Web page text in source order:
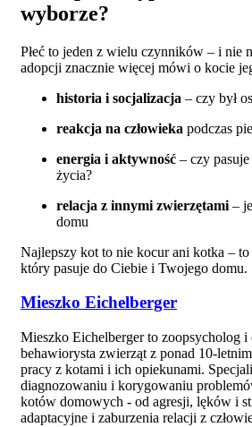
wyborze?
Płeć to jeden z wielu czynników – i nie
adopcji znacznie więcej mówi o kocie
historia i socjalizacja – czy był
reakcja na człowieka podczas
energia i aktywność – czy
życia?
relacja z innymi zwierzętami –
domu
Najlepszy kot to nie kocur ani kotka –
który pasuje do Ciebie i Twojego domu.
Mieszko Eichelberger
Mieszko Eichelberger to zoopsycholog
behawiorysta zwierząt z ponad 10-
pracy z kotami i ich opiekunami.
diagnozowaniu i korygowaniu
kotów domowych - od agresji, lęków i
adaptacyjne i zaburzenia relacji z